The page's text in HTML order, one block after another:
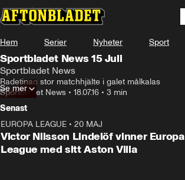
Hem Serier Nyheter Sport
Sportbladet News 15 Juli
Sportbladet News
Radetinac stor matchhjälte i galet målkalas
Sportbladet News • 18.07.16 • 3 min
Se mer
Senast
EUROPA LEAGUE • 20 MAJ
Victor Nilsson Lindelöf vinner Europa
League med sitt Aston Villa